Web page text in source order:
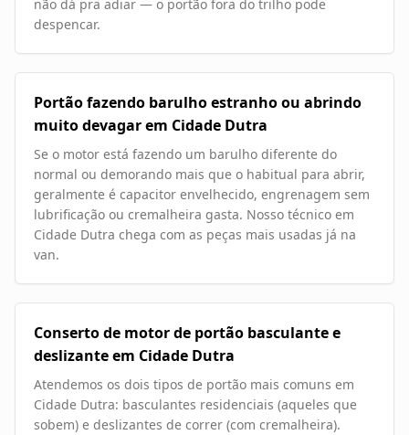
não dá pra adiar — o portão fora do trilho pode
despencar.
Portão fazendo barulho estranho ou abrindo
muito devagar em Cidade Dutra
Se o motor está fazendo um barulho diferente do
normal ou demorando mais que o habitual para abrir,
geralmente é capacitor envelhecido, engrenagem sem
lubrificação ou cremalheira gasta. Nosso técnico em
Cidade Dutra chega com as peças mais usadas já na
van.
Conserto de motor de portão basculante e
deslizante em Cidade Dutra
Atendemos os dois tipos de portão mais comuns em
Cidade Dutra: basculantes residenciais (aqueles que
sobem) e deslizantes de correr (com cremalheira).